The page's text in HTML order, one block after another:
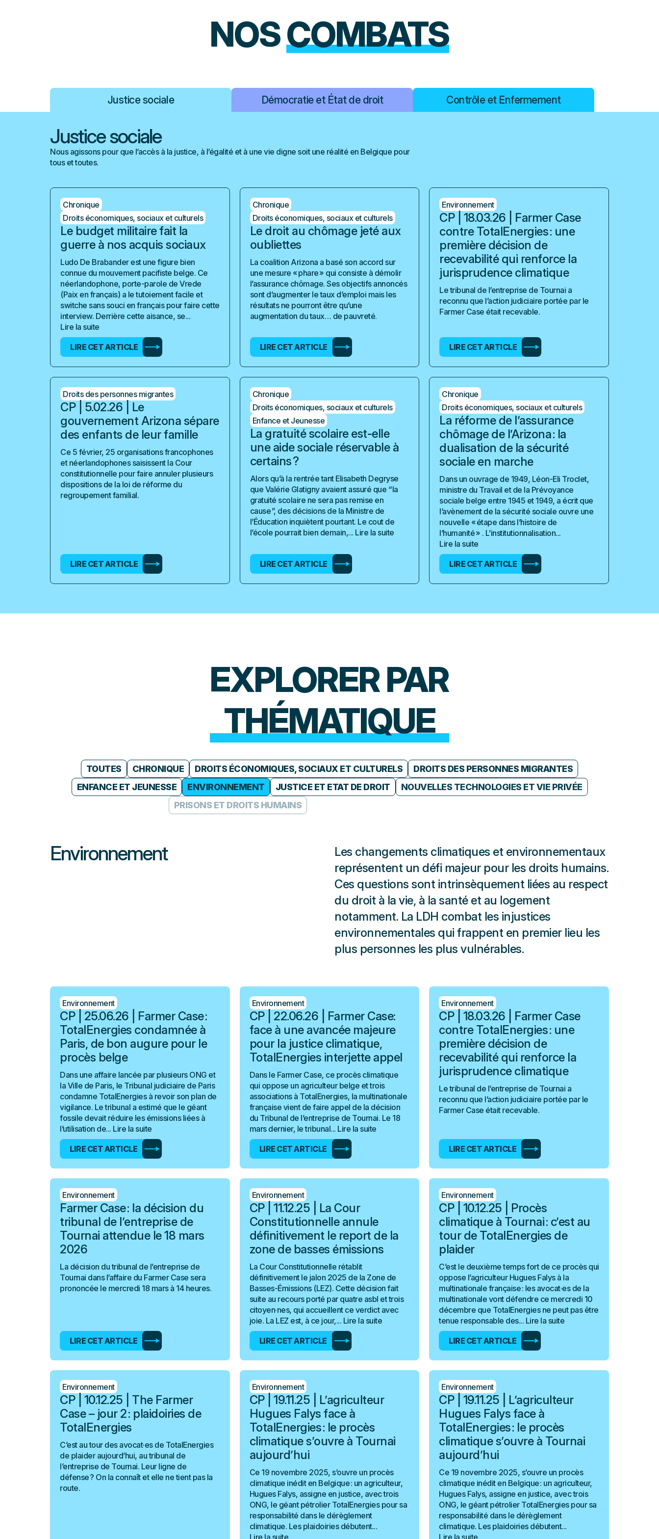
NOSCOMBATS
Justice sociale Démocratie et État de droit Contrôle et Enfermement
Justice sociale
Nous agissons pour que l’accès à la justice, à l’égalité et à une vie digne soit une réalité en Belgique pour
tous et toutes.
Chronique
Droits économiques, sociaux et culturels
Le budget militaire fait la
guerre à nos acquis sociaux
Ludo De Brabander est une figure bien
connue du mouvement pacifiste belge. Ce
néerlandophone, porte-parole de Vrede
(Paix en français) a le tutoiement facile et
switche sans souci en français pour faire cette
interview. Derrière cette aisance, se...
Lire la suite
LIRE CET ARTICLE
Chronique
Droits économiques, sociaux et culturels
Le droit au chômage jeté aux
oubliettes
La coalition Arizona a basé son accord sur
une mesure « phare » qui consiste à démolir
l’assurance chômage. Ses objectifs annoncés
sont d’augmenter le taux d’emploi mais les
résultats ne pourront être qu’une
augmentation du taux… de pauvreté.
LIRE CET ARTICLE
Environnement
CP | 18.03.26 | Farmer Case
contre TotalEnergies : une
première décision de
recevabilité qui renforce la
jurisprudence climatique
Le tribunal de l’entreprise de Tournai a
reconnu que l’action judiciaire portée par le
Farmer Case était recevable.
LIRE CET ARTICLE
Droits des personnes migrantes
CP | 5.02.26 | Le
gouvernement Arizona sépare
des enfants de leur famille
Ce 5 février, 25 organisations francophones
et néerlandophones saisissent la Cour
constitutionnelle pour faire annuler plusieurs
dispositions de la loi de réforme du
regroupement familial.
LIRE CET ARTICLE
Chronique
Droits économiques, sociaux et culturels
Enfance et Jeunesse
La gratuité scolaire est-elle
une aide sociale réservable à
certains ?
Alors qu’à la rentrée tant Elisabeth Degryse
que Valérie Glatigny avaient assuré que “ la
gratuité scolaire ne sera pas remise en
cause ”, des décisions de la Ministre de
l’Éducation inquiètent pourtant. Le cout de
l’école pourrait bien demain,... Lire la suite
LIRE CET ARTICLE
Chronique
Droits économiques, sociaux et culturels
La réforme de l’assurance
chômage de l’Arizona : la
dualisation de la sécurité
sociale en marche
Dans un ouvrage de 1949, Léon-Eli Troclet,
ministre du Travail et de la Prévoyance
sociale belge entre 1945 et 1949, a écrit que
l’avènement de la sécurité sociale ouvre une
nouvelle « étape dans l’histoire de
l’humanité » . L’institutionnalisation...
Lire la suite
LIRE CET ARTICLE
EXPLORER PAR
THÉMATIQUE
TOUTES CHRONIQUE DROITS ÉCONOMIQUES, SOCIAUX ET CULTURELS
DROITS DES PERSONNES MIGRANTES
ENFANCE ET JEUNESSE
ENVIRONNEMENT JUSTICE ET ETAT DE DROIT
NOUVELLES TECHNOLOGIES ET VIE PRIVÉE
PRISONS ET DROITS HUMAINS
Environnement
Les changements climatiques et environnementaux
représentent un défi majeur pour les droits humains.
Ces questions sont intrinsèquement liées au respect
du droit à la vie, à la santé et au logement
notamment. La LDH combat les injustices
environnementales qui frappent en premier lieu les
plus personnes les plus vulnérables.
Environnement
CP | 25.06.26 | Farmer Case :
TotalEnergies condamnée à
Paris, de bon augure pour le
procès belge
Dans une affaire lancée par plusieurs ONG et
la Ville de Paris, le Tribunal judiciaire de Paris
condamne TotalEnergies à revoir son plan de
vigilance. Le tribunal a estimé que le géant
fossile devait réduire les émissions liées à
l’utilisation de... Lire la suite
LIRE CET ARTICLE
Environnement
CP | 22.06.26 | Farmer Case:
face à une avancée majeure
pour la justice climatique,
TotalEnergies interjette appel
Dans le Farmer Case, ce procès climatique
qui oppose un agriculteur belge et trois
associations à TotalEnergies, la multinationale
française vient de faire appel de la décision
du Tribunal de l’entreprise de Tournai. Le 18
mars dernier, le tribunal... Lire la suite
LIRE CET ARTICLE
Environnement
CP | 18.03.26 | Farmer Case
contre TotalEnergies : une
première décision de
recevabilité qui renforce la
jurisprudence climatique
Le tribunal de l’entreprise de Tournai a
reconnu que l’action judiciaire portée par le
Farmer Case était recevable.
LIRE CET ARTICLE
Environnement
Farmer Case : la décision du
tribunal de l’entreprise de
Tournai attendue le 18 mars
2026
La décision du tribunal de l’entreprise de
Tournai dans l’affaire du Farmer Case sera
prononcée le mercredi 18 mars à 14 heures.
LIRE CET ARTICLE
Environnement
CP | 11.12.25 | La Cour
Constitutionnelle annule
définitivement le report de la
zone de basses émissions
La Cour Constitutionnelle rétablit
définitivement le jalon 2025 de la Zone de
Basses-Émissions (LEZ). Cette décision fait
suite au recours porté par quatre asbl et trois
citoyen·nes, qui accueillent ce verdict avec
joie. La LEZ est, à ce jour,... Lire la suite
LIRE CET ARTICLE
Environnement
CP | 10.12.25 | Procès
climatique à Tournai : c’est au
tour de TotalEnergies de
plaider
C’est le deuxième temps fort de ce procès qui
oppose l’agriculteur Hugues Falys à la
multinationale française : les avocat·es de la
multinationale vont défendre ce mercredi 10
décembre que TotalEnergies ne peut pas être
tenue responsable des... Lire la suite
LIRE CET ARTICLE
Environnement
CP | 10.12.25 | The Farmer
Case – jour 2 : plaidoiries de
TotalEnergies
C’est au tour des avocat·es de TotalEnergies
de plaider aujourd’hui, au tribunal de
l’entreprise de Tournai. Leur ligne de
défense ? On la connaît et elle ne tient pas la
route.
Environnement
CP | 19.11.25 | L’agriculteur
Hugues Falys face à
TotalEnergies : le procès
climatique s’ouvre à Tournai
aujourd’hui
Ce 19 novembre 2025, s’ouvre un procès
climatique inédit en Belgique : un agriculteur,
Hugues Falys, assigne en justice, avec trois
ONG, le géant pétrolier TotalEnergies pour sa
responsabilité dans le dérèglement
climatique. Les plaidoiries débutent...
Lire la suite
Environnement
CP | 19.11.25 | L’agriculteur
Hugues Falys face à
TotalEnergies : le procès
climatique s’ouvre à Tournai
aujourd’hui
Ce 19 novembre 2025, s’ouvre un procès
climatique inédit en Belgique : un agriculteur,
Hugues Falys, assigne en justice, avec trois
ONG, le géant pétrolier TotalEnergies pour sa
responsabilité dans le dérèglement
climatique. Les plaidoiries débutent...
Lire la suite